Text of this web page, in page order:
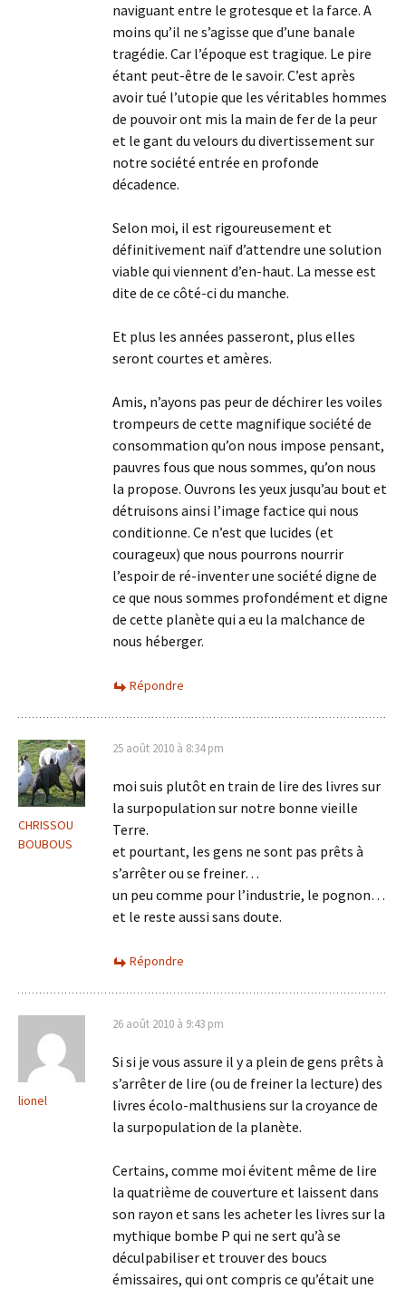
naviguant entre le grotesque et la farce. A
moins qu’il ne s’agisse que d’une banale
tragédie. Car l’époque est tragique. Le pire
étant peut-être de le savoir. C’est après
avoir tué l’utopie que les véritables hommes
de pouvoir ont mis la main de fer de la peur
et le gant du velours du divertissement sur
notre société entrée en profonde
décadence.
Selon moi, il est rigoureusement et
définitivement naïf d’attendre une solution
viable qui viennent d’en-haut. La messe est
dite de ce côté-ci du manche.
Et plus les années passeront, plus elles
seront courtes et amères.
Amis, n’ayons pas peur de déchirer les voiles
trompeurs de cette magnifique société de
consommation qu’on nous impose pensant,
pauvres fous que nous sommes, qu’on nous
la propose. Ouvrons les yeux jusqu’au bout et
détruisons ainsi l’image factice qui nous
conditionne. Ce n’est que lucides (et
courageux) que nous pourrons nourrir
l’espoir de ré-inventer une société digne de
ce que nous sommes profondément et digne
de cette planète qui a eu la malchance de
nous héberger.
Répondre
CHRISSOU
BOUBOUS
25 août 2010 à 8:34 pm
moi suis plutôt en train de lire des livres sur
la surpopulation sur notre bonne vieille
Terre.
et pourtant, les gens ne sont pas prêts à
s’arrêter ou se freiner…
un peu comme pour l’industrie, le pognon…
et le reste aussi sans doute.
Répondre
lionel
26 août 2010 à 9:43 pm
Si si je vous assure il y a plein de gens prêts à
s’arrêter de lire (ou de freiner la lecture) des
livres écolo-malthusiens sur la croyance de
la surpopulation de la planète.
Certains, comme moi évitent même de lire
la quatrième de couverture et laissent dans
son rayon et sans les acheter les livres sur la
mythique bombe P qui ne sert qu’à se
déculpabiliser et trouver des boucs
émissaires, qui ont compris ce qu’était une